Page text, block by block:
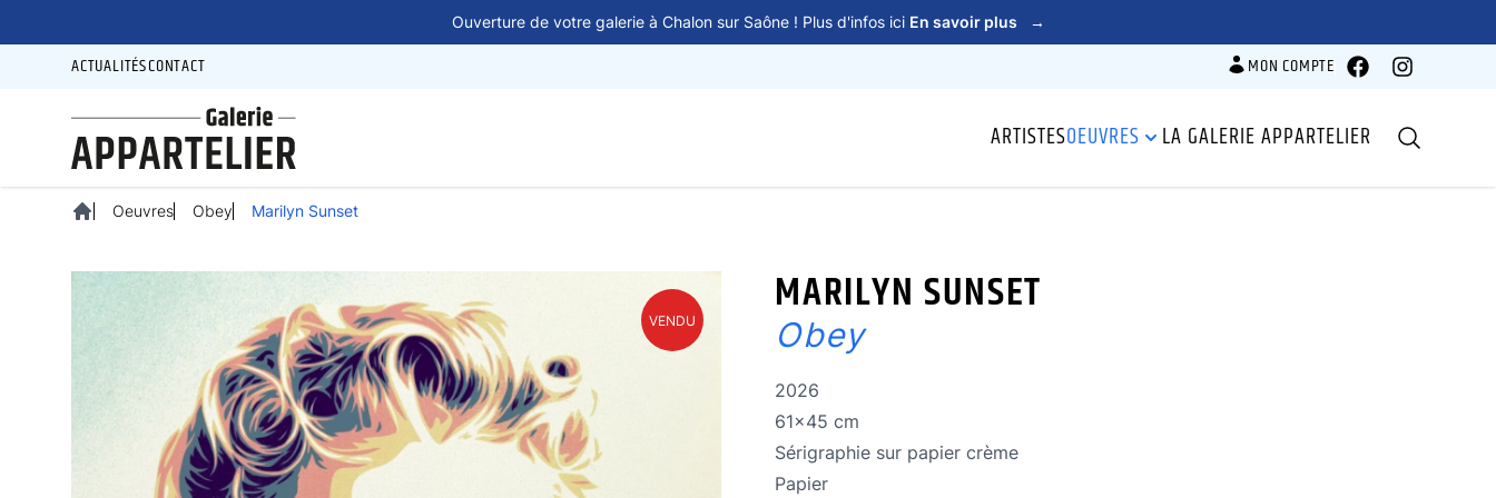
Ouverture de votre galerie à Chalon sur Saône ! Plus d'infos ici En savoir plus →
ACTUALITÉSCONTACT MON COMPTE FacebookInstagram
ARTISTESOEUVRES LA GALERIE APPARTELIER Recherche
Oeuvres Obey Marilyn Sunset
VENDU MARILYN SUNSET
Obey
Année de réalisation
2026
Dimensions
61x45 cm
Technique
Sérigraphie sur papier crème
Technique
Papier